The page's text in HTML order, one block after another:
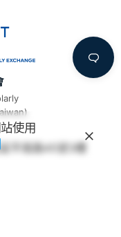
平南路45號3樓
使用